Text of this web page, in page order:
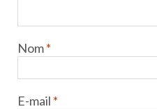
Nom*
E-mail *